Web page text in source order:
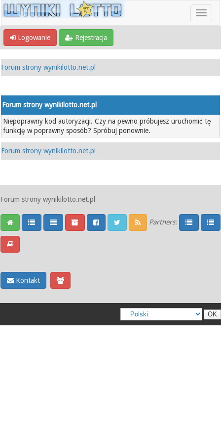
Logowanie Rejestracja
Forum strony wynikilotto.net.pl
Forum strony wynikilotto.net.pl
Niepoprawny kod autoryzacji. Czy na pewno próbujesz uruchomić tę
funkcję w poprawny sposób? Spróbuj ponownie.
Forum strony wynikilotto.net.pl
Forum strony wynikilotto.net.pl
Partners:
Kontakt